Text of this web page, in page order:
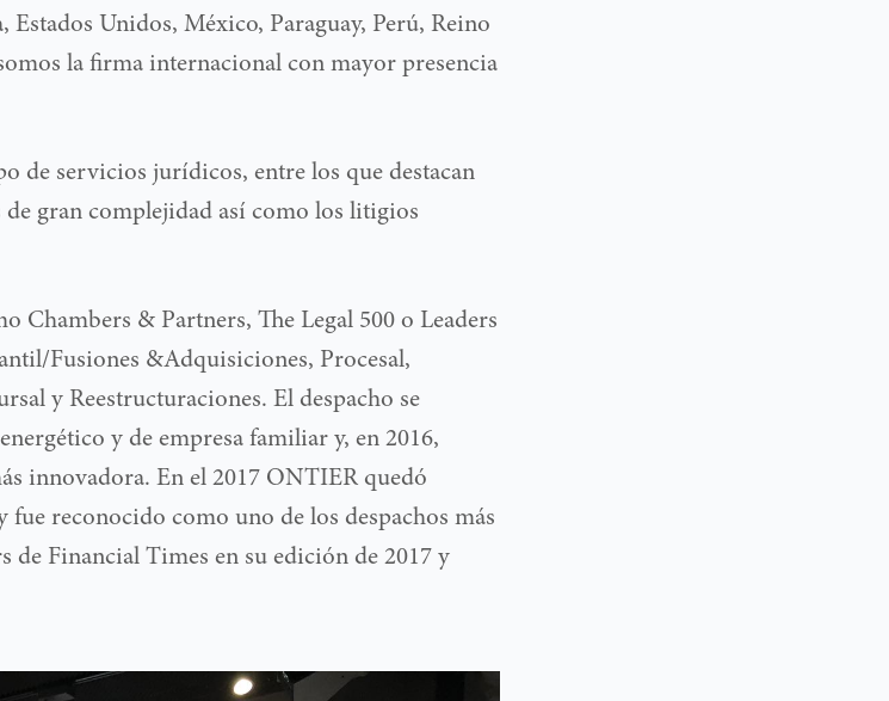
Unidos, México, Paraguay, Perú, Reino
la firma internacional con mayor presencia
de servicios jurídicos, entre los que destacan
de gran complejidad así como los litigios
& Partners, The Legal 500 o Leaders
Fusiones &Adquisiciones, Procesal,
y Reestructuraciones. El despacho se
y de empresa familiar y, en 2016,
innovadora. En el 2017 ONTIER quedó
reconocido como uno de los despachos más
de Financial Times en su edición de 2017 y